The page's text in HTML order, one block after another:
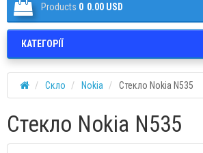
Products 0 0.00 USD
КАТЕГОРІЇ
Скло Nokia Стекло Nokia N535
Стекло Nokia N535